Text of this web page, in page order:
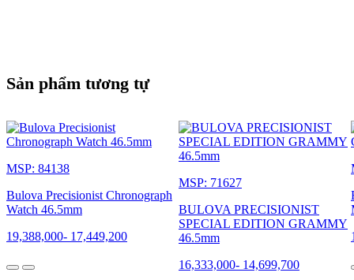
Sản phẩm tương tự
MSP: 84138
Bulova Precisionist Chronograph
Watch 46.5mm
19,388,000- 17,449,200
MSP: 71627
BULOVA PRECISIONIST
SPECIAL EDITION GRAMMY
46.5mm
16,333,000- 14,699,700